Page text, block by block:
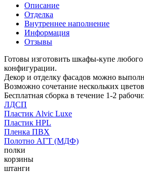
Описание
Отделка
Внутреннее наполнение
Информация
Отзывы
Готовы изготовить шкафы-купе любого
конфигурации.
Декор и отделку фасадов можно
Возможно сочетание нескольких
Бесплатная сборка в течение 1-2
ЛДСП
Пластик Alvic Luxe
Пластик HPL
Пленка ПВХ
Полотно АГТ (МДФ)
полки
корзины
штанги